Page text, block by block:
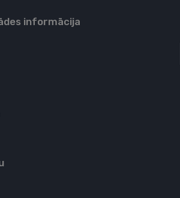
informācija